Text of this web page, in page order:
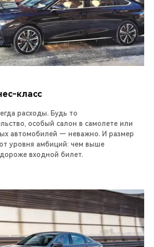
класс
расходы. Будь то
особый салон в самолете или
автомобилей — неважно. И размер
уровня амбиций: чем выше
входной билет.